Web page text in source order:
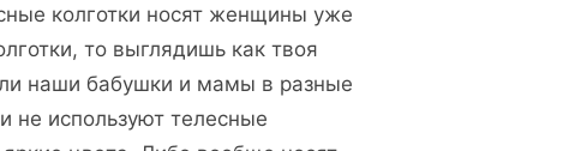
колготки носят женщины уже
то выглядишь как твоя
наши бабушки и мамы в разные
не используют телесные